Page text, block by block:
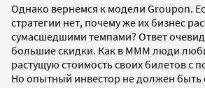
Однако вернемся к модели Groupon.
стратегии нет, почему же их бизнес
сумасшедшими темпами? Ответ
большие скидки. Как в МММ люди
растущую стоимость своих билетов с
Но опытный инвестор не должен